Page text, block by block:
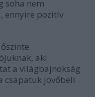
soha nem
ennyire pozitív
aki
a világbajnokság
csapatuk jövőbeli